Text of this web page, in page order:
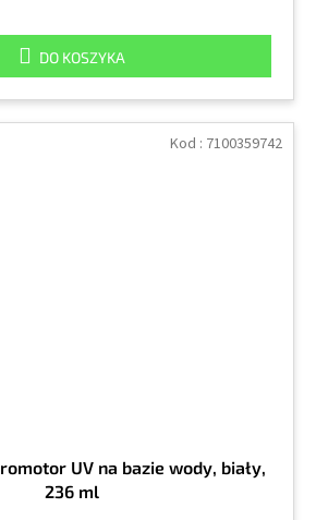
DO KOSZYKA
UV na bazie wody, biały,
236 ml
Kod : 7100359742